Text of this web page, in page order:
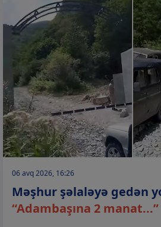
06 avq 2026, 16:26
Məşhur şəlaləyə gedən
“Adambaşına 2